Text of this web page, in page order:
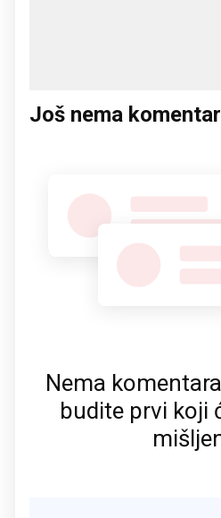
Još nema
Nema
budite prvi koji